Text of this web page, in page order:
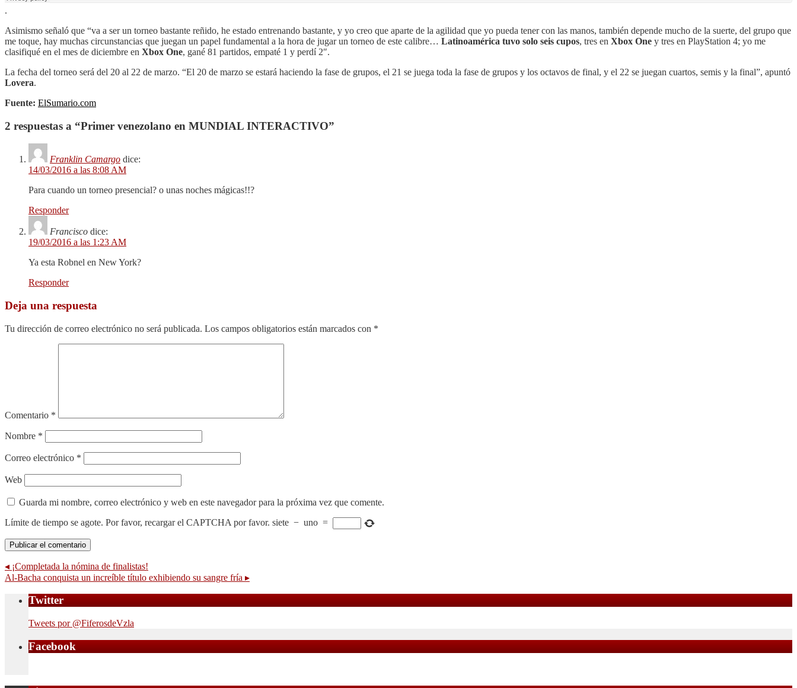
.
Asimismo señaló que “va a ser un torneo bastante reñido, he estado entrenando bastante, y yo creo que aparte de la agilidad que yo pueda tener con las manos, también depende mucho de la suerte, del grupo que
me toque, hay muchas circunstancias que juegan un papel fundamental a la hora de jugar un torneo de este calibre… Latinoamérica tuvo solo seis cupos, tres en Xbox One y tres en PlayStation 4; yo me
clasifiqué en el mes de diciembre en Xbox One, gané 81 partidos, empaté 1 y perdí 2″.
La fecha del torneo será del 20 al 22 de marzo. “El 20 de marzo se estará haciendo la fase de grupos, el 21 se juega toda la fase de grupos y los octavos de final, y el 22 se juegan cuartos, semis y la final”, apuntó
Lovera.
Fuente: ElSumario.com
2 respuestas a “Primer venezolano en MUNDIAL INTERACTIVO”
Franklin Camargo dice:
14/03/2016 a las 8:08 AM
Para cuando un torneo presencial? o unas noches mágicas!!?
Responder
Francisco dice:
19/03/2016 a las 1:23 AM
Ya esta Robnel en New York?
Responder
Deja una respuesta
Tu dirección de correo electrónico no será publicada. Los campos obligatorios están marcados con *
Comentario *
Nombre *
Correo electrónico *
Web
Guarda mi nombre, correo electrónico y web en este navegador para la próxima vez que comente.
Límite de tiempo se agote. Por favor, recargar el CAPTCHA por favor. siete − uno =
◂ ¡Completada la nómina de finalistas!
Al-Bacha conquista un increíble título exhibiendo su sangre fría ▸
Twitter
Tweets por @FiferosdeVzla
Facebook